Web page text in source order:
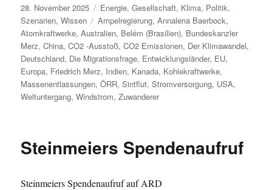
Veröffentlicht
am
28. November 2025 Kategorien
Energie,Gesellschaft, Klima, Politik,
Szenarien,Wissen Schlagwörter
Ampelregierung,Annalena Baerbock,
Atomkraftwerke,Australien, Belém (Brasilien), Bundeskanzler
Merz,China,CO2 -Ausstoß,CO2 Emissionen, Der Klimawandel,
Deutschland, Die Migrationsfrage, Entwicklungsländer, EU,
Europa, Friedrich Merz, Indien, Kanada, Kohlekraftwerke,
Massenentlassungen,ÖRR,Sintflut,Stromversorgung, USA,
Weltuntergang,Windstrom,Zuwanderer
Steinmeiers Spendenaufruf
Steinmeiers Spendenaufruf auf ARD